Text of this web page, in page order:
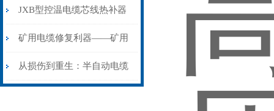
步作业法
山电力动脉的“智能外科医
生”
JXB型控温电缆芯线热补器
安装与接线：精准修复的工
艺基石
矿用电缆修复利器——矿用
电缆热补机智能控温，安全
从损伤到重生：半自动电缆